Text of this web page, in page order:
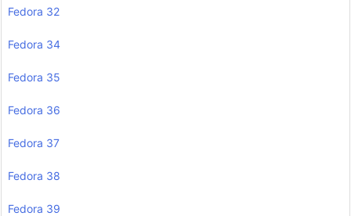
Fedora 32
Fedora 34
Fedora 35
Fedora 36
Fedora 37
Fedora 38
Fedora 39